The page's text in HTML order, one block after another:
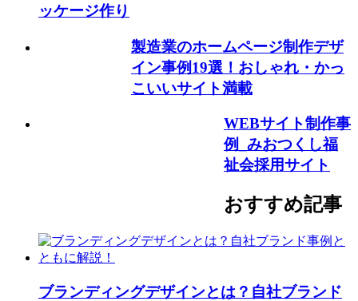
ッケージ作り
製造業のホームページ制作デザ
イン事例19選！おしゃれ・かっ
こいいサイト満載
WEBサイト制作事
例_みおつくし福
祉会採用サイト
おすすめ記事
ブランディングデザインとは？自社ブランド